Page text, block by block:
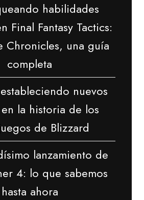
habilidades
Final Fantasy Tactics:
Chronicles, una guía
completa
nuevos
la historia de los
de Blizzard
lanzamiento de
4: lo que sabemos
hasta ahora